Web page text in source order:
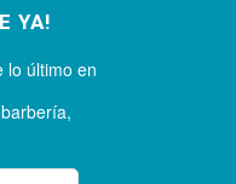
YA!
lo último en